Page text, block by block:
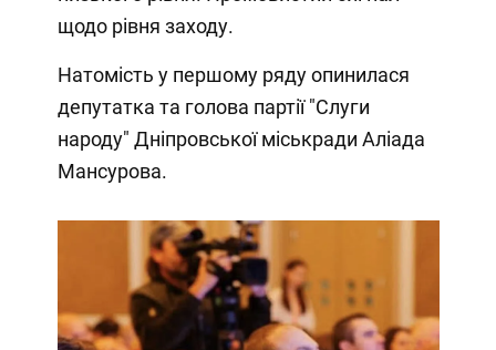
щодо рівня заходу.
Натомість у першому ряду опинилася
депутатка та голова партії "Слуги
народу" Дніпровської міськради Аліада
Мансурова.